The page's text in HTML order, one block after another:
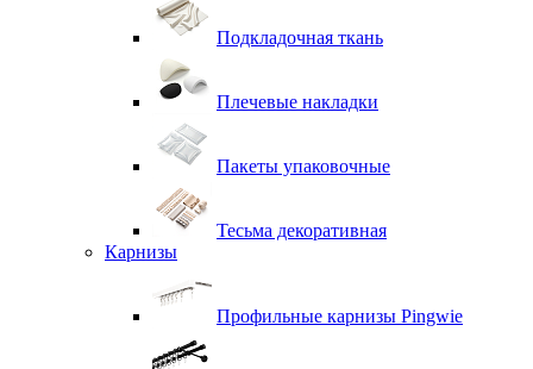
Подкладочная ткань
Плечевые накладки
Пакеты упаковочные
Тесьма декоративная
Карнизы
Профильные карнизы Pingwie